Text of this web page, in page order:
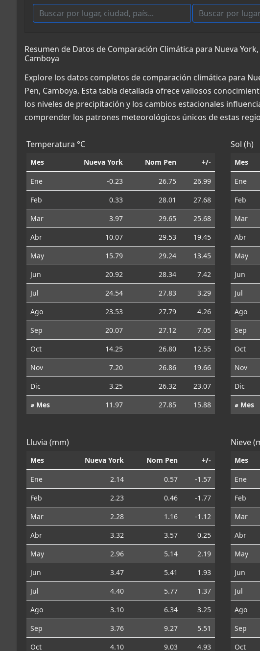
Resumen de Datos de Comparación Climática para Nueva
Camboya
Explore los datos completos de comparación climática para
Pen, Camboya. Esta tabla detallada ofrece valiosos
los niveles de precipitación y los cambios estacionales
comprender los patrones meteorológicos únicos de estas
Temperatura °C
Mes Nueva York Nom Pen +/-
Ene -0.23 26.75
26.99
Feb
0.33 28.01
27.68
Mar
3.97 29.65
25.68
Abr
10.07 29.53
19.45
May
15.79 29.24
13.45
Jun
20.92 28.34
7.42
Jul
24.54 27.83
3.29
Ago
23.53 27.79
4.26
Sep
20.07 27.12
7.05
Oct
14.25 26.80
12.55
Nov
7.20 26.86
19.66
Dic
3.25 26.32
23.07
⌀ Mes
11.97 27.85 15.88
Sol (h)
Mes
Ene
Feb
Mar
Abr
May
Jun
Jul
Ago
Sep
Oct
Nov
Dic
⌀ Mes
Lluvia (mm)
Mes Nueva York Nom Pen +/-
Ene 2.14 0.57
-1.57
Feb
2.23 0.46
-1.77
Mar
2.28 1.16
-1.12
Abr
3.32 3.57
0.25
May
2.96 5.14
2.19
Jun
3.47 5.41
1.93
Jul
4.40 5.77
1.37
Ago
3.10 6.34
3.25
Sep
3.76 9.27
5.51
Oct
4.10 9.03 4.93
Nieve
Mes
Ene
Feb
Mar
Abr
May
Jun
Jul
Ago
Sep
Oct